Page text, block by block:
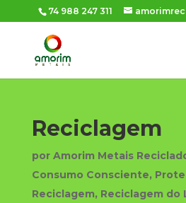
74 988 247 311
Reciclagem
por Amorim Metais
Consumo Consciente,
Reciclagem, Reciclagem do